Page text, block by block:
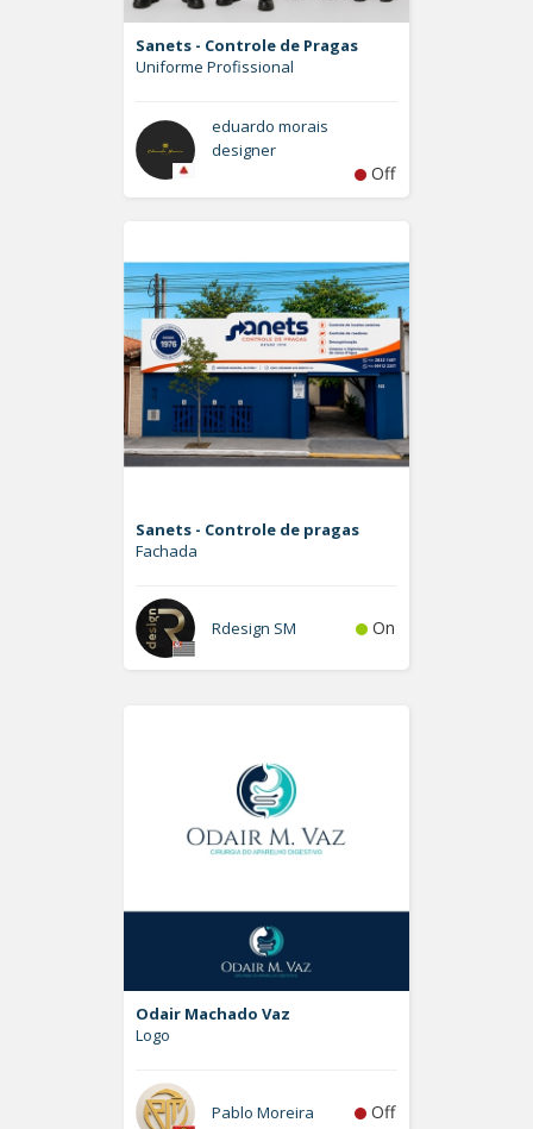
Sanets - Controle de Pragas
Uniforme Profissional
eduardo morais
designer
Off
Sanets - Controle de pragas
Fachada
Rdesign SM On
Odair Machado Vaz
Logo
Pablo Moreira Off